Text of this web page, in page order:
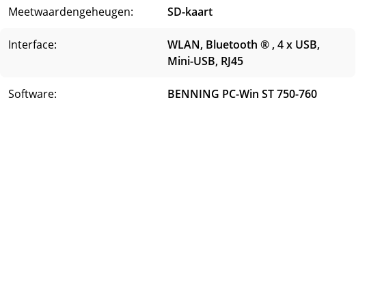
Meetwaardengeheugen: SD-kaart
Interface:
WLAN, Bluetooth ® , 4 x USB,
Mini-USB, RJ45
Software: BENNING PC-Win ST 750-760